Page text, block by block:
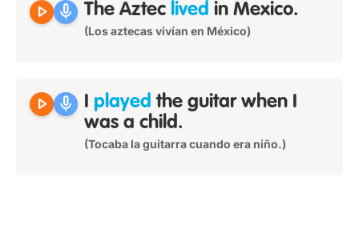
play_arrow mic The Aztec lived in Mexico.
(Los aztecas vivían en México)
play_arrow mic I played the guitar when I
was a child.
(Tocaba la guitarra cuando era niño.)